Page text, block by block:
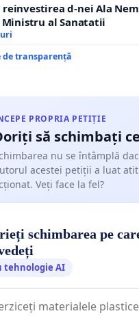
reinvestirea d-nei Ala
al Sanatatii
transparență
PROPRIA PETIȚIE
să schimbați
nu se întâmplă
acestei petiții a luat
Veți face la fel?
schimbarea pe
tehnologie AI